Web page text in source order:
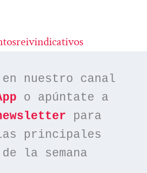
en nuestro canal
o apúntate a
para
principales
la semana